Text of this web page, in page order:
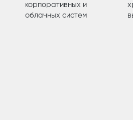
корпоративных и
облачных систем